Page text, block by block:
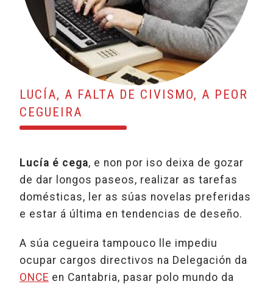
LUCÍA, A FALTA DE CIVISMO, A PEOR
CEGUEIRA
Lucía é cega, e non por iso deixa de gozar
de dar longos paseos, realizar as tarefas
domésticas, ler as súas novelas preferidas
e estar á última en tendencias de deseño.
A súa cegueira tampouco lle impediu
ocupar cargos directivos na Delegación da
ONCE en Cantabria, pasar polo mundo da